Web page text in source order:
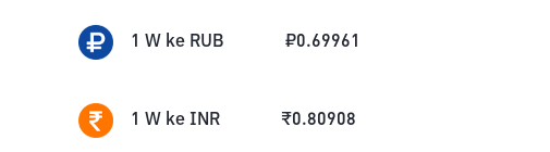
1 W ke RUB ₽0.69961
1 W ke INR ₹0.80908